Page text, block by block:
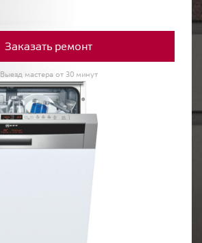
Заказать ремонт
Выезд мастера от 30 минут